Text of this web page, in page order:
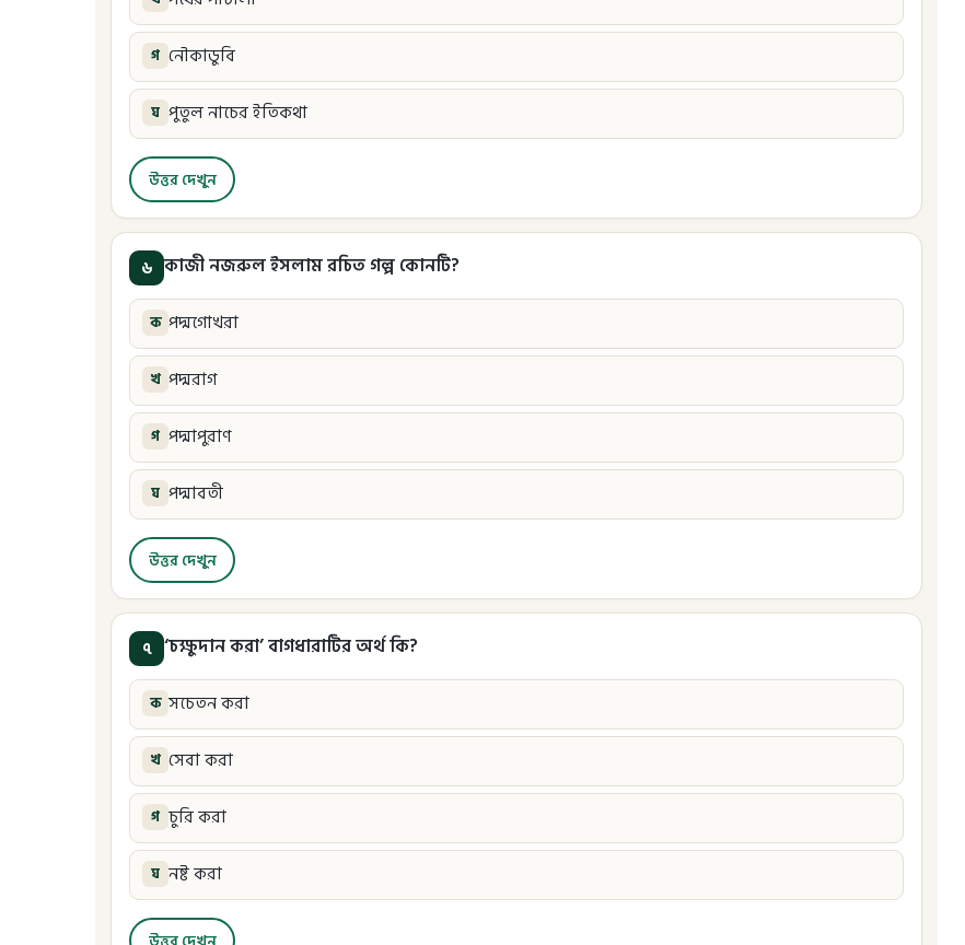
গ নৌকাডুবি
ঘ পুতুল নাচের ইতিকথা
উত্তর দেখুন
৬ কাজী নজরুল ইসলাম রচিত গল্প কোনটি?
ক পদ্মগোখরা
খ পদ্মরাগ
গ পদ্মাপুরাণ
ঘ পদ্মাবতী
উত্তর দেখুন
৭ ‘চক্ষুদান করা’ বাগধারাটির অর্থ কি?
ক সচেতন করা
খ সেবা করা
গ চুরি করা
ঘ নষ্ট করা